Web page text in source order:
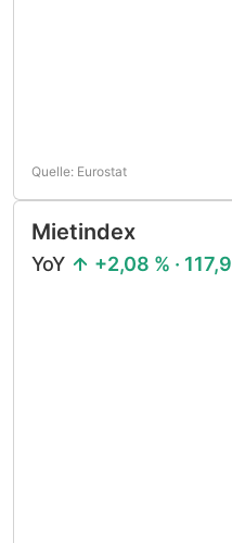
Quelle: Eurostat
Mietindex
YoY +2,08 % · 117,9